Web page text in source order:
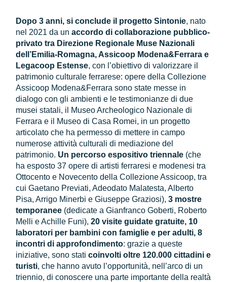
Dopo 3 anni, si conclude il progetto Sintonie, nato
nel 2021 da unaccordo di collaborazione pubblico-
privato tra Direzione Regionale Muse Nazionali
dell’Emilia-Romagna, Assicoop Modena&Ferrara e
Legacoop Estense, con l’obiettivo di valorizzare il
patrimonio culturale ferrarese: opere della Collezione
Assicoop Modena&Ferrara sono state messe in
dialogo con gli ambienti e le testimonianze di due
musei statali, il Museo Archeologico Nazionale di
Ferrara e il Museo di Casa Romei, in un progetto
articolato che ha permesso di mettere in campo
numerose attività culturali di mediazione del
patrimonio. Un percorso espositivo triennale (che
ha esposto 37 opere di artisti ferraresi e modenesi tra
Ottocento e Novecento della Collezione Assicoop, tra
cui Gaetano Previati, Adeodato Malatesta, Alberto
Pisa, Arrigo Minerbi e Giuseppe Graziosi),3 mostre
temporanee (dedicate a Gianfranco Goberti, Roberto
Melli e Achille Funi),20 visite guidate gratuite, 10
laboratori per bambini con famiglie e per adulti, 8
incontri di approfondimento: grazie a queste
iniziative, sono staticoinvolti oltre 120.000 cittadini e
turisti, che hanno avuto l’opportunità, nell’arco di un
triennio, di conoscere una parte importante della realtà